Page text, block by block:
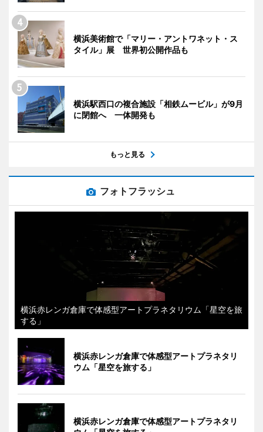
横浜美術館で「マリー・アントワネット・ス
タイル」展 世界初公開作品も
横浜駅西口の複合施設「相鉄ムービル」が9月
に閉館へ 一体開発も
もっと見る
フォトフラッシュ
横浜赤レンガ倉庫で体感型アートプラネタリウム「星空を旅
する」
横浜赤レンガ倉庫で体感型アートプラネタリ
ウム「星空を旅する」
横浜赤レンガ倉庫で体感型アートプラネタリ